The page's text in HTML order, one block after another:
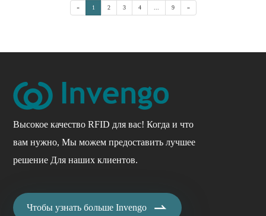
« 1 2 3 4 9 »
Высокое качество RFID для вас! Когда и что
вам нужно, Мы можем предоставить лучшее
решение Для наших клиентов.
Чтобы узнать больше Invengo 